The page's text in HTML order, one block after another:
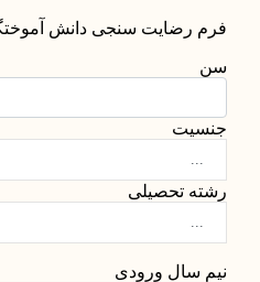
فرم رضایت سنجی دانش
سن
جنسیت
رشته تحصیلی
نیم سال ورودی